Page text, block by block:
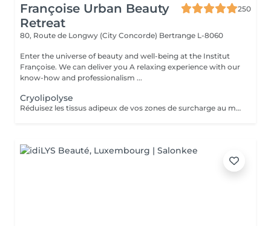
Françoise Urban Beauty
Retreat
250
80, Route de Longwy (City Concorde) Bertrange L-8060
Enter the universe of beauty and well-being at the Institut
Françoise. We can deliver you A relaxing experience with our
know-how and professionalism ...
Cryolipolyse
Réduisez les tissus adipeux de vos zones de surcharge au moyen dun système de refroidissement contrôlé. La technique Cooltech réduit définitivement les tissus adipeux pour des résultats visibles après une seule séance. Le traitement est indolore, non invasif, sûr et efficace. Abdomen, poignées damour, intérieur et extérieur des cuisses, bourrelets dans le dos, intérieur et extérieur des genoux, culotte de cheval. Cure de 2 Soins possibles - Prix 845